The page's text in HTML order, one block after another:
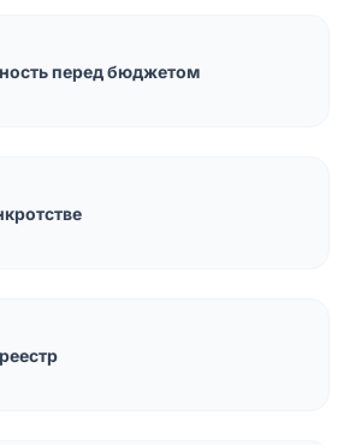
перед бюджетом